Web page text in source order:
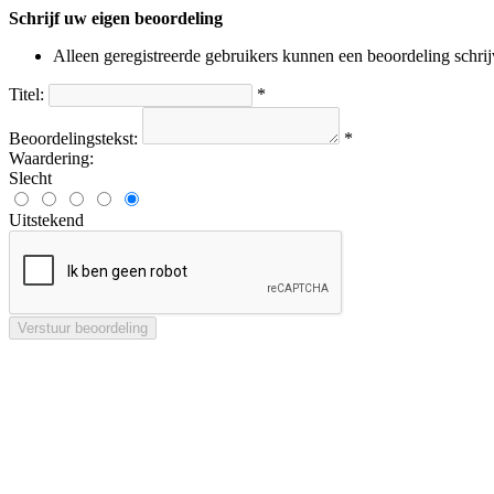
Schrijf uw eigen beoordeling
Alleen geregistreerde gebruikers kunnen een beoordeling
Titel: *
Beoordelingstekst:
*
Waardering:
Slecht
Uitstekend
Verstuur beoordeling